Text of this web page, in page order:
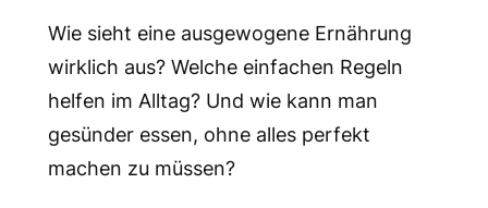
Wie sieht eine ausgewogene Ernährung
wirklich aus? Welche einfachen Regeln
helfen im Alltag? Und wie kann man
gesünder essen, ohne alles perfekt
machen zu müssen?